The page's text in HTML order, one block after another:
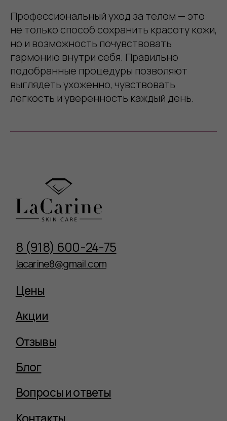
Профессиональный уход за телом — это
не только способ сохранить красоту кожи,
но и возможность почувствовать
гармонию внутри себя. Правильно
подобранные процедуры позволяют
выглядеть ухоженно, чувствовать
лёгкость и уверенность каждый день.